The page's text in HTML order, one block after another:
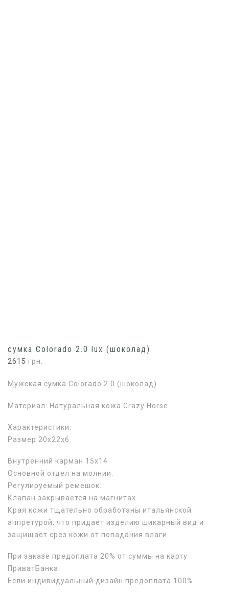
сумка Colorado 2.0 lux (шоколад)
2615 грн.
Мужская сумка Colorado 2.0 (шоколад).
Материал: Натуральная кожа Crazy Horse
Характеристики:
Размер 20х22х6
Внутренний карман 15х14
Основной отдел на молнии.
Регулируемый ремешок.
Клапан закрывается на магнитах.
Края кожи тщательно обработаны итальянской
аппретурой, что придает изделию шикарный вид и
защищает срез кожи от попадания влаги.
При заказе предоплата 20% от суммы на карту
ПриватБанка.
Если индивидуальный дизайн предоплата 100%.